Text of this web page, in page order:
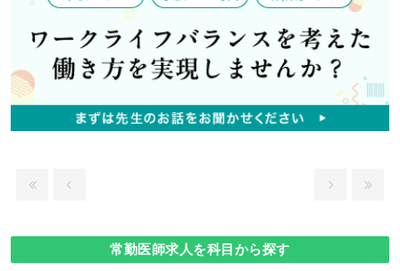
常勤医師求人を科目から探す